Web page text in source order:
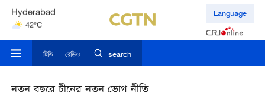
Hyderabad
42°C
Mumbai
Language
টিভি রেডিও search